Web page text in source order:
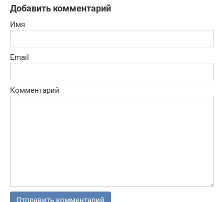
Добавить комментарий
Имя
Email
Комментарий